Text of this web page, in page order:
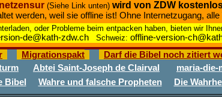
(Siehe Link unten) wird von ZDW
werden, weil sie offline ist! Ohne Internetzugang,
oder Probleme beim entpacken haben, bieten wir
de@kath-zdw.ch Schweiz: offline-version-
Migrationspakt Darf die Bibel noch zitiert
Abtei Saint-Joseph de Clairval maria-die-
Bibel Wahre und falsche Propheten Die